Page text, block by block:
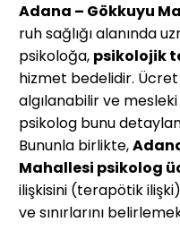
Adana – Gökkuyu
ruh sağlığı alanında
psikoloğa, psikolojik
hizmet bedelidir.
algılanabilir ve
psikolog bunu
Bununla birlikte,
Mahallesi psikolog
ilişkisini (terapötik
ve sınırlarını